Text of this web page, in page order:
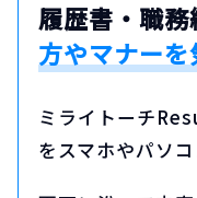
履歴書・職
方やマナー
ミライトーチ
をスマホやパソ